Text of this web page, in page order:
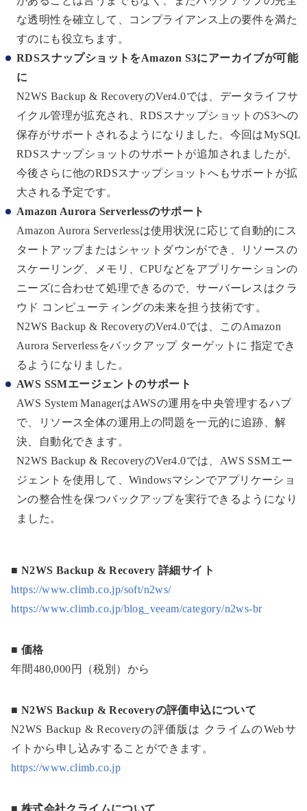
な透明性を確立して、コンプライアンス上の要件を満た
すのにも役立ちます。
RDSスナップショットをAmazon S3にアーカイブが可能
に
N2WS Backup & RecoveryのVer4.0では、データライフサ
イクル管理が拡充され、RDSスナップショットのS3への
保存がサポートされるようになりました。今回はMySQL
RDSスナップショットのサポートが追加されましたが、
今後さらに他のRDSスナップショットへもサポートが拡
大される予定です。
Amazon Aurora Serverlessのサポート
Amazon Aurora Serverlessは使用状況に応じて自動的にス
タートアップまたはシャットダウンができ、リソースの
スケーリング、メモリ、CPUなどをアプリケーションの
ニーズに合わせて処理できるので、サーバーレスはクラ
ウド コンピューティングの未来を担う技術です。
N2WS Backup & RecoveryのVer4.0では、このAmazon
Aurora Serverlessをバックアップ ターゲットに 指定でき
るようになりました。
AWS SSMエージェントのサポート
AWS System ManagerはAWSの運用を中央管理するハブ
で、リソース全体の運用上の問題を一元的に追跡、解
決、自動化できます。
N2WS Backup & RecoveryのVer4.0では、AWS SSMエー
ジェントを使用して、Windowsマシンでアプリケーショ
ンの整合性を保つバックアップを実行できるようになり
ました。
■ N2WS Backup & Recovery 詳細サイト
https://www.climb.co.jp/soft/n2ws/
https://www.climb.co.jp/blog_veeam/category/n2ws-br
■ 価格
年間480,000円（税別）から
■ N2WS Backup & Recoveryの評価申込について
N2WS Backup & Recoveryの評価版は クライムのWebサ
イトから申し込みすることができます。
https://www.climb.co.jp